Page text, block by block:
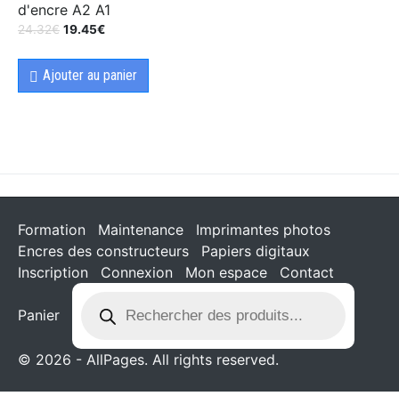
d'encre A2 A1
24.32€ 19.45€
Ajouter au panier
Formation Maintenance
Imprimantes photos
Encres des constructeurs
Papiers digitaux
Inscription
Connexion Mon espace Contact
Panier
© 2026 - AllPages. All rights reserved.